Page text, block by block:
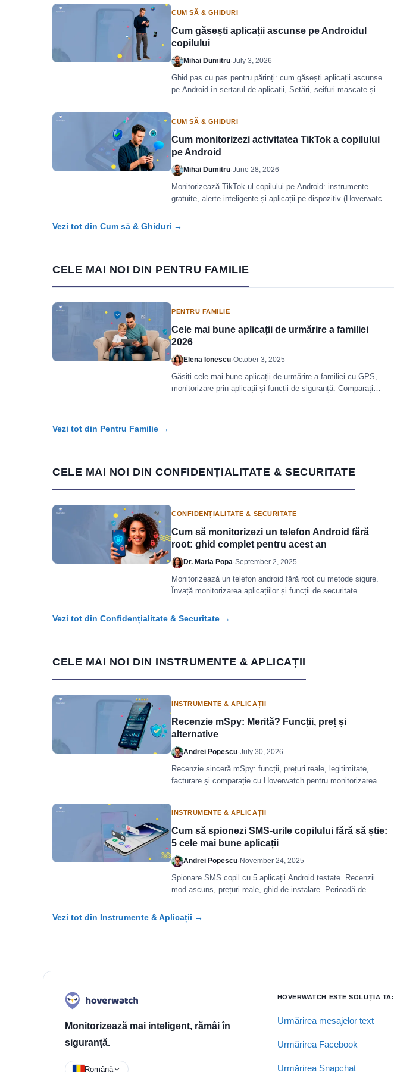
CUM SĂ & GHIDURI
Cum găsești aplicații ascunse pe Androidul
copilului
Mihai Dumitru·July 3, 2026
Ghid pas cu pas pentru părinți: cum găsești aplicații ascunse
pe Android în sertarul de aplicații, Setări, seifuri mascate și
CUM SĂ & GHIDURI
Cum monitorizezi activitatea TikTok a copilului
pe Android
Mihai Dumitru·June 28, 2026
Monitorizează TikTok-ul copilului pe Android: instrumente
gratuite, alerte inteligente și aplicații pe dispozitiv (Hoverwatch,
Vezi tot din Cum să & Ghiduri →
CELE MAI NOI DIN PENTRU FAMILIE
PENTRU FAMILIE
Cele mai bune aplicații de urmărire a familiei
2026
Elena Ionescu·October 3, 2025
Găsiți cele mai bune aplicații de urmărire a familiei cu GPS,
monitorizare prin aplicații și funcții de siguranță. Comparați
Vezi tot din Pentru Familie →
CELE MAI NOI DIN CONFIDENȚIALITATE & SECURITATE
CONFIDENȚIALITATE & SECURITATE
Cum să monitorizezi un telefon Android fără
root: ghid complet pentru acest an
Dr. Maria Popa·September 2, 2025
Monitorizează un telefon android fără root cu metode sigure.
Învață monitorizarea aplicațiilor și funcții de securitate.
Vezi tot din Confidențialitate & Securitate →
CELE MAI NOI DIN INSTRUMENTE & APLICAȚII
INSTRUMENTE & APLICAȚII
Recenzie mSpy: Merită? Funcții, preț și
alternative
Andrei Popescu·July 30, 2026
Recenzie sinceră mSpy: funcții, prețuri reale, legitimitate,
facturare și comparație cu Hoverwatch pentru monitorizarea
INSTRUMENTE & APLICAȚII
Cum să spionezi SMS-urile copilului fără să știe:
5 cele mai bune aplicații
Andrei Popescu· November 24, 2025
Spionare SMS copil cu 5 aplicații Android testate. Recenzii
mod ascuns, prețuri reale, ghid de instalare. Perioadă de
Vezi tot din Instrumente & Aplicații →
Monitorizează mai inteligent, rămâi în
siguranță.
Română
HOVERWATCH ESTE SOLUȚIA TA:
Urmărirea mesajelor text
Urmărirea Facebook
Urmărirea Snapchat